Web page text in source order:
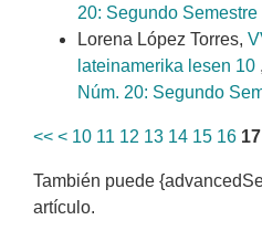
20: Segundo Semestre
Lorena López Torres,
lateinamerika lesen 10 ,
Núm. 20: Segundo
<< < 10 11 12 13 14 15 16 17
También puede
artículo.